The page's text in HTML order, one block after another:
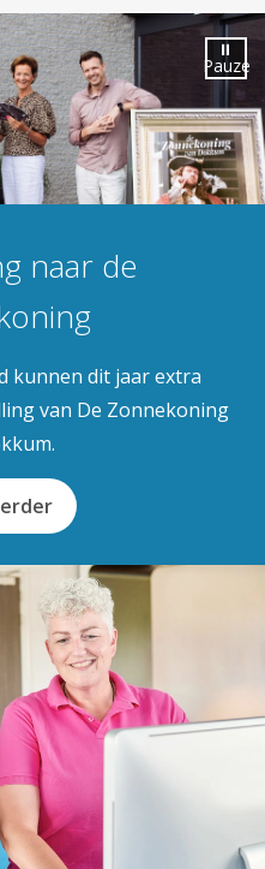
naar de
kunnen dit jaar extra
van De Zonnekoning
⏸
Pauze